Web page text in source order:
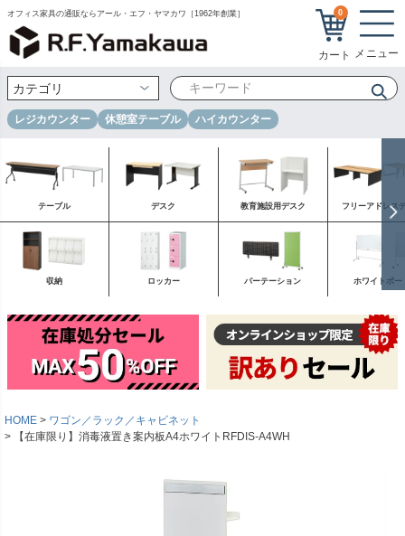
オフィス家具の通販ならアール・エフ・ヤマカワ［1962年創業］ 0
レジカウンター 休憩室テーブル ハイカウンター
テーブル デスク 教育施設用デスク フリーアドレス
収納 ロッカー パーテーション ホワイトボー
HOME
ワゴン／ラック／キャビネット
【在庫限り】消毒液置き案内板A4ホワイトRFDIS-A4WH